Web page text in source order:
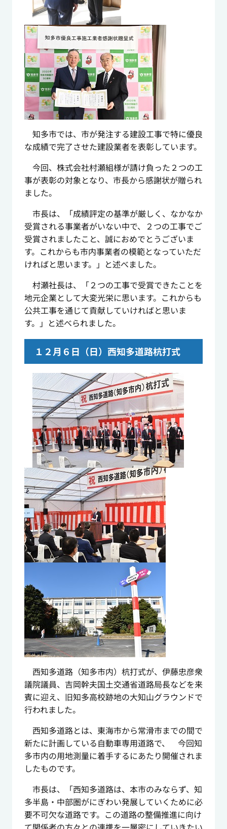
知多市では、市が発注する建設工事で特に優良
な成績で完了させた建設業者を表彰しています。
今回、株式会社村瀬組様が請け負った２つの工
事が表彰の対象となり、市長から感謝状が贈られ
ました。
市長は、「成績評定の基準が厳しく、なかなか
受賞される事業者がいない中で、２つの工事でご
受賞されましたこと、誠におめでとうございま
す。これからも市内事業者の模範となっていただ
ければと思います。」と述べました。
村瀬社長は、「２つの工事で受賞できたことを
地元企業として大変光栄に思います。これからも
公共工事を通じて貢献していければと思いま
す。」と述べられました。
１２月６日（日）西知多道路杭打式
西知多道路（知多市内）杭打式が、伊藤忠彦衆
議院議員、吉岡幹夫国土交通省道路局長などを来
賓に迎え、旧知多高校跡地の大知山グラウンドで
行われました。
西知多道路とは、東海市から常滑市までの間で
新たに計画している自動車専用道路で、 今回知
多市内の用地測量に着手するにあたり開催されま
したものです。
市長は、「西知多道路は、本市のみならず、知
多半島・中部圏がにぎわい発展していくために必
要不可欠な道路です。この道路の整備推進に向け